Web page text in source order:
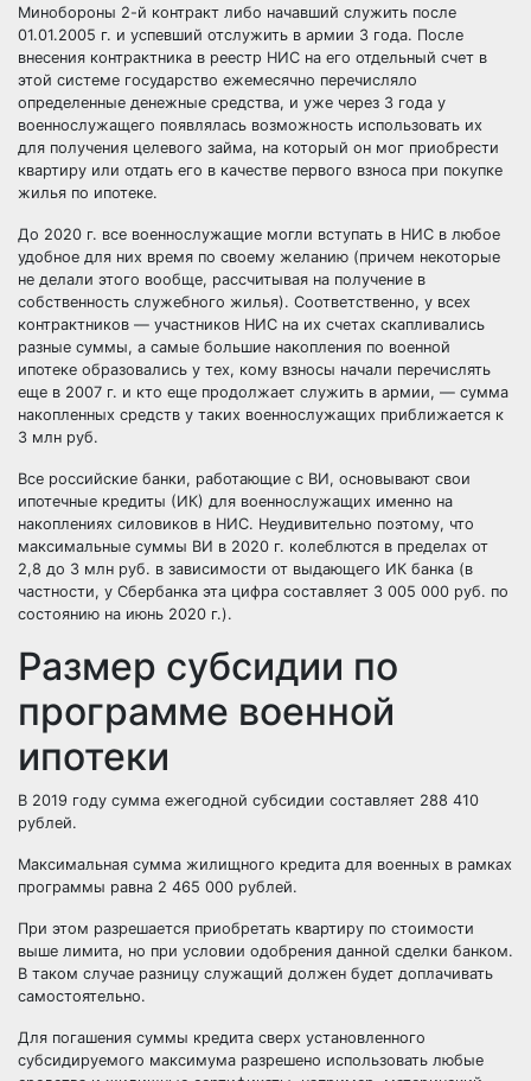
Минобороны 2-й контракт либо начавший служить после
01.01.2005 г. и успевший отслужить в армии 3 года. После
внесения контрактника в реестр НИС на его отдельный счет в
этой системе государство ежемесячно перечисляло
определенные денежные средства, и уже через 3 года у
военнослужащего появлялась возможность использовать их
для получения целевого займа, на который он мог приобрести
квартиру или отдать его в качестве первого взноса при покупке
жилья по ипотеке.
До 2020 г. все военнослужащие могли вступать в НИС в любое
удобное для них время по своему желанию (причем некоторые
не делали этого вообще, рассчитывая на получение в
собственность служебного жилья). Соответственно, у всех
контрактников — участников НИС на их счетах скапливались
разные суммы, а самые большие накопления по военной
ипотеке образовались у тех, кому взносы начали перечислять
еще в 2007 г. и кто еще продолжает служить в армии, — сумма
накопленных средств у таких военнослужащих приближается к
3 млн руб.
Все российские банки, работающие с ВИ, основывают свои
ипотечные кредиты (ИК) для военнослужащих именно на
накоплениях силовиков в НИС. Неудивительно поэтому, что
максимальные суммы ВИ в 2020 г. колеблются в пределах от
2,8 до 3 млн руб. в зависимости от выдающего ИК банка (в
частности, у Сбербанка эта цифра составляет 3 005 000 руб. по
состоянию на июнь 2020 г.).
Размер субсидии по
программе военной
ипотеки
В 2019 году сумма ежегодной субсидии составляет 288 410
рублей.
Максимальная сумма жилищного кредита для военных в рамках
программы равна 2 465 000 рублей.
При этом разрешается приобретать квартиру по стоимости
выше лимита, но при условии одобрения данной сделки банком.
В таком случае разницу служащий должен будет доплачивать
самостоятельно.
Для погашения суммы кредита сверх установленного
субсидируемого максимума разрешено использовать любые